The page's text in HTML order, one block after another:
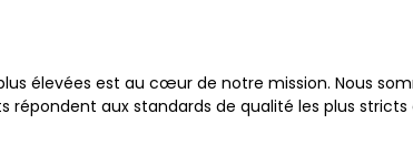
élevées est au cœur de notre mission. Nous
aux standards de qualité les plus stricts